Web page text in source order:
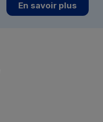
En savoir plus